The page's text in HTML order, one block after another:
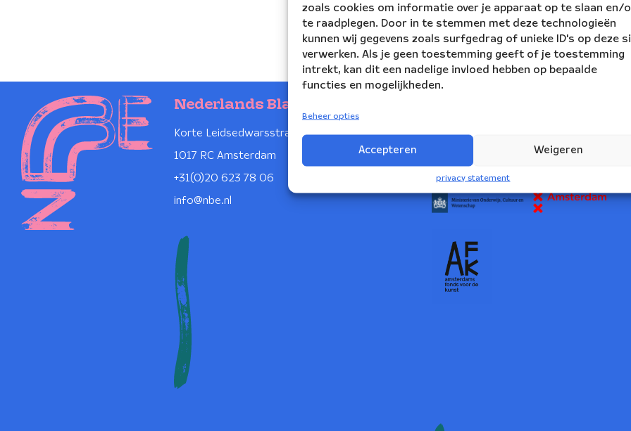
zoals cookies om informatie over je apparaat op te slaan en/
te raadplegen. Door in te stemmen met deze technologieën
kunnen wij gegevens zoals surfgedrag of unieke ID's op deze
verwerken. Als je geen toestemming geeft of je toestemming
intrekt, kan dit een nadelige invloed hebben op bepaalde
functies en mogelijkheden.
Beheer opties
Accepteren Weigeren
privacy statement
Nederlands Blazers Ensemble
Korte Leidsedwarsstraat 12
1017 RC Amsterdam
+31(0)20 623 78 06
info@nbe.nl
NBE wordt ondersteund door: